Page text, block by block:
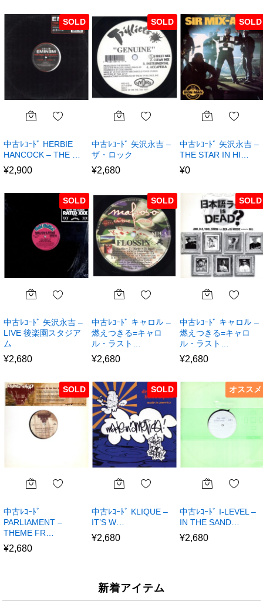
SOLD
中古ﾚｺｰﾄﾞ HERBIE
HANCOCK – THE …
¥2,900
SOLD
中古ﾚｺｰﾄﾞ 矢沢永吉 –
ザ・ロック
¥2,680
SOLD
中古ﾚｺｰﾄﾞ 矢沢永吉 –
THE STAR IN HI…
¥0
SOLD
中古ﾚｺｰﾄﾞ 矢沢永吉 –
LIVE 後楽園スタジア
ム
¥2,680
SOLD
中古ﾚｺｰﾄﾞ キャロル –
燃えつきる=キャロ
ル・ラスト…
¥2,680
SOLD
中古ﾚｺｰﾄﾞ キャロル –
燃えつきる=キャロ
ル・ラスト…
¥2,680
SOLD
中古ﾚｺｰﾄﾞ
PARLIAMENT –
THEME FR…
¥2,680
SOLD
中古ﾚｺｰﾄﾞ KLIQUE –
IT’S W…
¥2,680
オススメ
中古ﾚｺｰﾄﾞ I-LEVEL –
IN THE SAND…
¥2,680
新着アイテム